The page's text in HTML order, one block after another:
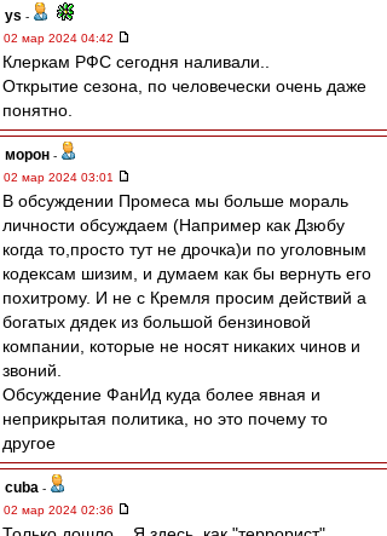
ys -
02 мар 2024 04:42
Клеркам РФС сегодня наливали..
Открытие сезона, по человечески очень даже
понятно.
морон -
02 мар 2024 03:01
В обсуждении Промеса мы больше мораль
личности обсуждаем (Например как Дзюбу
когда то,просто тут не дрочка)и по уголовным
кодексам шизим, и думаем как бы вернуть его
похитрому. И не с Кремля просим действий а
богатых дядек из большой бензиновой
компании, которые не носят никаких чинов и
звоний.
Обсуждение ФанИд куда более явная и
неприкрытая политика, но это почему то
другое
cuba -
02 мар 2024 02:36